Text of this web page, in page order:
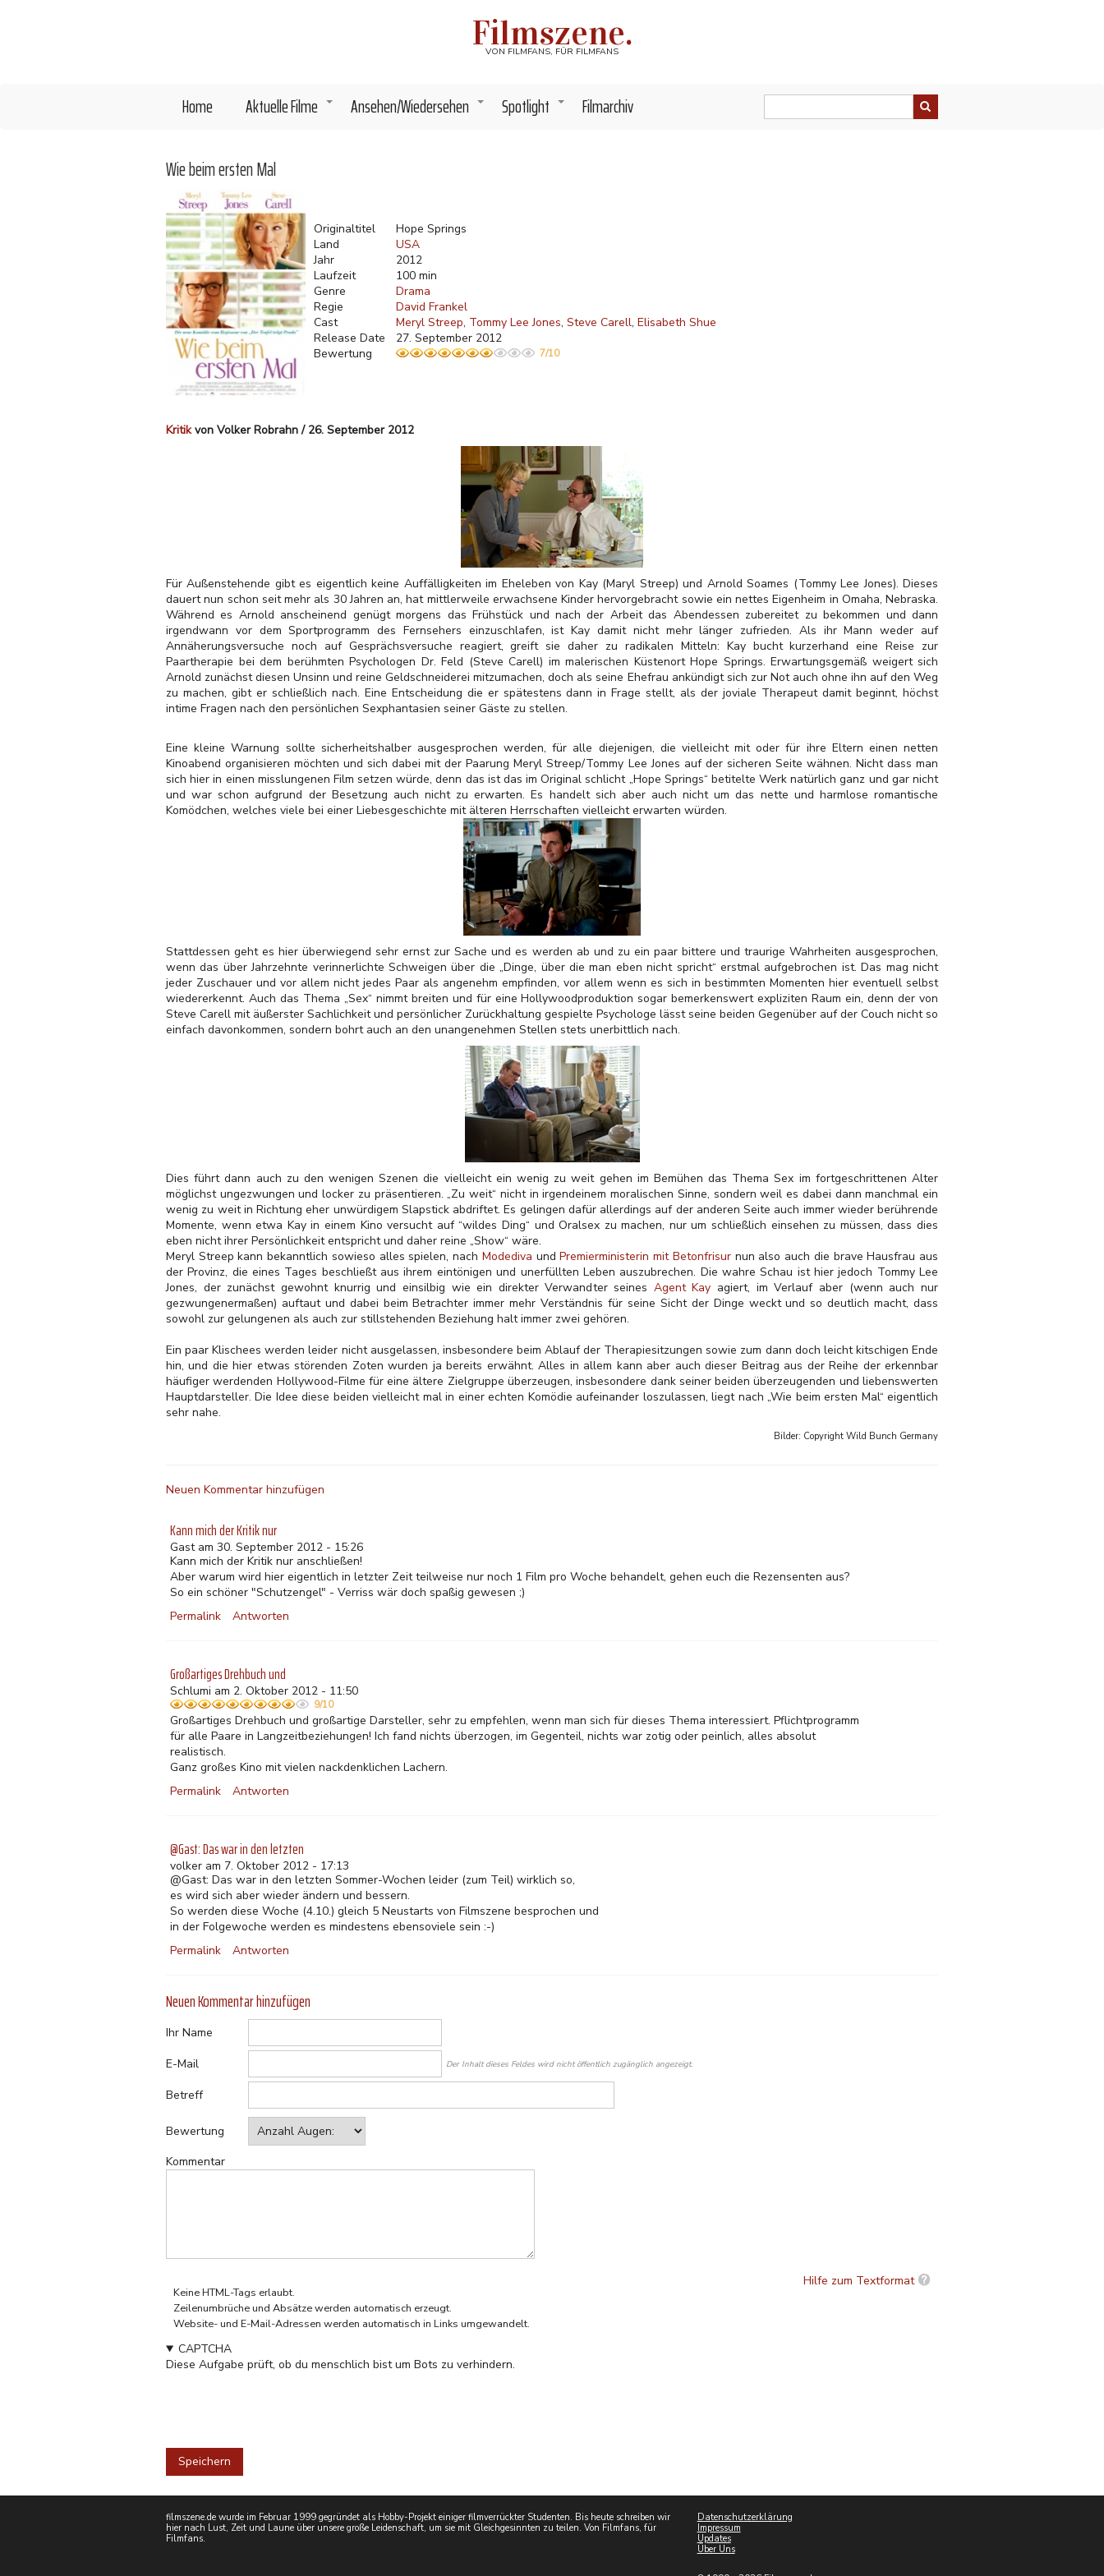
Filmszene.
VON FILMFANS, FÜR FILMFANS
Home +
Aktuelle Filme +
Ansehen/Wiedersehen +
Spotlight Filmarchiv
Wie beim ersten Mal
Originaltitel
Hope Springs
Land
USA
Jahr
2012
Laufzeit
100 min
Genre
Drama
Regie
David Frankel
Cast
Meryl Streep Tommy Lee Jones Steve Carell Elisabeth Shue
Release Date
27. September 2012
Bewertung
7/10
Kritikvon Volker Robrahn / 26. September 2012
Für Außenstehende gibt es eigentlich keine Auffälligkeiten im Eheleben von Kay (Maryl Streep) und Arnold Soames (Tommy Lee Jones). Dieses
dauert nun schon seit mehr als 30 Jahren an, hat mittlerweile erwachsene Kinder hervorgebracht sowie ein nettes Eigenheim in Omaha, Nebraska.
Während es Arnold anscheinend genügt morgens das Frühstück und nach der Arbeit das Abendessen zubereitet zu bekommen und dann
irgendwann vor dem Sportprogramm des Fernsehers einzuschlafen, ist Kay damit nicht mehr länger zufrieden. Als ihr Mann weder auf
Annäherungsversuche noch auf Gesprächsversuche reagiert, greift sie daher zu radikalen Mitteln: Kay bucht kurzerhand eine Reise zur
Paartherapie bei dem berühmten Psychologen Dr. Feld (Steve Carell) im malerischen Küstenort Hope Springs. Erwartungsgemäß weigert sich
Arnold zunächst diesen Unsinn und reine Geldschneiderei mitzumachen, doch als seine Ehefrau ankündigt sich zur Not auch ohne ihn auf den Weg
zu machen, gibt er schließlich nach. Eine Entscheidung die er spätestens dann in Frage stellt, als der joviale Therapeut damit beginnt, höchst
intime Fragen nach den persönlichen Sexphantasien seiner Gäste zu stellen.
Eine kleine Warnung sollte sicherheitshalber ausgesprochen werden, für alle diejenigen, die vielleicht mit oder für ihre Eltern einen netten
Kinoabend organisieren möchten und sich dabei mit der Paarung Meryl Streep/Tommy Lee Jones auf der sicheren Seite wähnen. Nicht dass man
sich hier in einen misslungenen Film setzen würde, denn das ist das im Original schlicht „Hope Springs“ betitelte Werk natürlich ganz und gar nicht
und war schon aufgrund der Besetzung auch nicht zu erwarten. Es handelt sich aber auch nicht um das nette und harmlose romantische
Komödchen, welches viele bei einer Liebesgeschichte mit älteren Herrschaften vielleicht erwarten würden.
Stattdessen geht es hier überwiegend sehr ernst zur Sache und es werden ab und zu ein paar bittere und traurige Wahrheiten ausgesprochen,
wenn das über Jahrzehnte verinnerlichte Schweigen über die „Dinge, über die man eben nicht spricht“ erstmal aufgebrochen ist. Das mag nicht
jeder Zuschauer und vor allem nicht jedes Paar als angenehm empfinden, vor allem wenn es sich in bestimmten Momenten hier eventuell selbst
wiedererkennt. Auch das Thema „Sex“ nimmt breiten und für eine Hollywoodproduktion sogar bemerkenswert expliziten Raum ein, denn der von
Steve Carell mit äußerster Sachlichkeit und persönlicher Zurückhaltung gespielte Psychologe lässt seine beiden Gegenüber auf der Couch nicht so
einfach davonkommen, sondern bohrt auch an den unangenehmen Stellen stets unerbittlich nach.
Dies führt dann auch zu den wenigen Szenen die vielleicht ein wenig zu weit gehen im Bemühen das Thema Sex im fortgeschrittenen Alter
möglichst ungezwungen und locker zu präsentieren. „Zu weit“ nicht in irgendeinem moralischen Sinne, sondern weil es dabei dann manchmal ein
wenig zu weit in Richtung eher unwürdigem Slapstick abdriftet. Es gelingen dafür allerdings auf der anderen Seite auch immer wieder berührende
Momente, wenn etwa Kay in einem Kino versucht auf “wildes Ding“ und Oralsex zu machen, nur um schließlich einsehen zu müssen, dass dies
eben nicht ihrer Persönlichkeit entspricht und daher reine „Show“ wäre.
Meryl Streep kann bekanntlich sowieso alles spielen, nach Modediva undPremierministerin mit Betonfrisurnun also auch die brave Hausfrau aus
der Provinz, die eines Tages beschließt aus ihrem eintönigen und unerfüllten Leben auszubrechen. Die wahre Schau ist hier jedoch Tommy Lee
Jones, der zunächst gewohnt knurrig und einsilbig wie ein direkter Verwandter seines Agent Kay agiert, im Verlauf aber (wenn auch nur
gezwungenermaßen) auftaut und dabei beim Betrachter immer mehr Verständnis für seine Sicht der Dinge weckt und so deutlich macht, dass
sowohl zur gelungenen als auch zur stillstehenden Beziehung halt immer zwei gehören.
Ein paar Klischees werden leider nicht ausgelassen, insbesondere beim Ablauf der Therapiesitzungen sowie zum dann doch leicht kitschigen Ende
hin, und die hier etwas störenden Zoten wurden ja bereits erwähnt. Alles in allem kann aber auch dieser Beitrag aus der Reihe der erkennbar
häufiger werdenden Hollywood-Filme für eine ältere Zielgruppe überzeugen, insbesondere dank seiner beiden überzeugenden und liebenswerten
Hauptdarsteller. Die Idee diese beiden vielleicht mal in einer echten Komödie aufeinander loszulassen, liegt nach „Wie beim ersten Mal“ eigentlich
sehr nahe.
Bilder: Copyright Wild Bunch Germany
Neuen Kommentar hinzufügen
Kann mich der Kritik nur
Gast am 30. September 2012 - 15:26
Kann mich der Kritik nur anschließen!
Aber warum wird hier eigentlich in letzter Zeit teilweise nur noch 1 Film pro Woche behandelt, gehen euch die Rezensenten aus?
So ein schöner "Schutzengel" - Verriss wär doch spaßig gewesen ;)
Permalink
Antworten
Großartiges Drehbuch und
Schlumi am 2. Oktober 2012 - 11:50
9/10
Großartiges Drehbuch und großartige Darsteller, sehr zu empfehlen, wenn man sich für dieses Thema interessiert. Pflichtprogramm
für alle Paare in Langzeitbeziehungen! Ich fand nichts überzogen, im Gegenteil, nichts war zotig oder peinlich, alles absolut
realistisch.
Ganz großes Kino mit vielen nackdenklichen Lachern.
Permalink
Antworten
@Gast: Das war in den letzten
volker am 7. Oktober 2012 - 17:13
@Gast: Das war in den letzten Sommer-Wochen leider (zum Teil) wirklich so,
es wird sich aber wieder ändern und bessern.
So werden diese Woche (4.10.) gleich 5 Neustarts von Filmszene besprochen und
in der Folgewoche werden es mindestens ebensoviele sein :-)
Permalink
Antworten
Neuen Kommentar hinzufügen
Ihr Name
E-Mail
Der Inhalt dieses Feldes wird nicht öffentlich zugänglich angezeigt.
Betreff
Bewertung
Kommentar
Hilfe zum Textformat
Keine HTML-Tags erlaubt.
Zeilenumbrüche und Absätze werden automatisch erzeugt.
Website- und E-Mail-Adressen werden automatisch in Links umgewandelt.
CAPTCHA
Diese Aufgabe prüft, ob du menschlich bist um Bots zu verhindern.
filmszene.de wurde im Februar 1999 gegründet als Hobby-Projekt einiger filmverrückter Studenten. Bis heute schreiben wir
hier nach Lust, Zeit und Laune über unsere große Leidenschaft, um sie mit Gleichgesinnten zu teilen. Von Filmfans, für
Filmfans.
Datenschutzerklärung
Impressum
Updates
Über Uns